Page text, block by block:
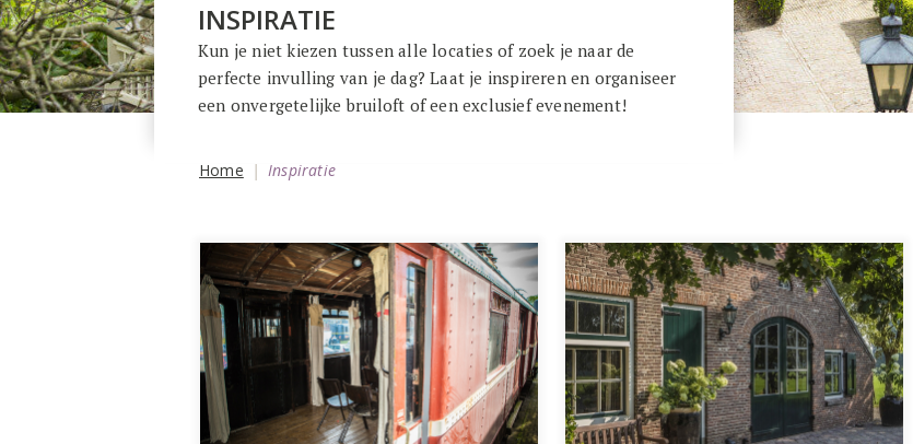
INSPIRATIE
Kun je niet kiezen tussen alle locaties of zoek je naar de
perfecte invulling van je dag? Laat je inspireren en organiseer
een onvergetelijke bruiloft of een exclusief evenement!
Home Inspiratie